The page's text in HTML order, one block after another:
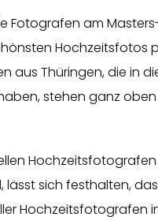
Fotografen am
Hochzeitsfotos
aus Thüringen, die in
stehen ganz oben
lässt sich festhalten,
Hochzeitsfotografen